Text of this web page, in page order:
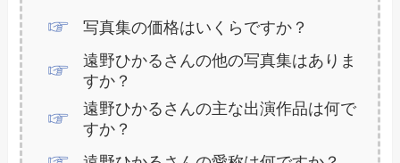
写真集の価格はいくらですか？
遠野ひかるさんの他の写真集はありま
すか？
遠野ひかるさんの主な出演作品は何で
すか？